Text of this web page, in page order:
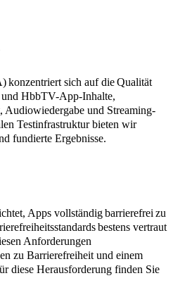
konzentriert sich auf die Qualität
HbbTV-App-Inhalte,
und Streaming-
Testinfrastruktur bieten wir
fundierte Ergebnisse.
Apps vollständig barrierefrei zu
bestens vertraut
Anforderungen
zu Barrierefreiheit und einem
diese Herausforderung finden Sie